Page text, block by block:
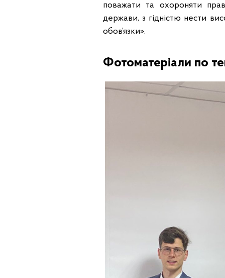
поважати та охороняти
держави, з гідністю нести
обов’язки».
Фотоматеріали по